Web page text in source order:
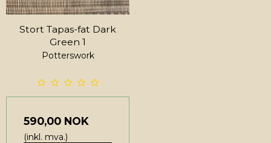
Stort Tapas-fat Dark
Green 1
Potterswork
590,00 NOK
(inkl. mva.)